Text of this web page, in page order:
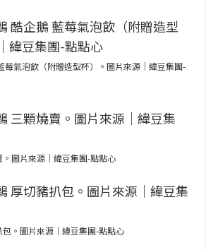
氣泡飲（附贈造型杯）。圖片來源｜緯豆集團-
圖片來源｜緯豆集團-點點心
。圖片來源｜緯豆集團-點點心